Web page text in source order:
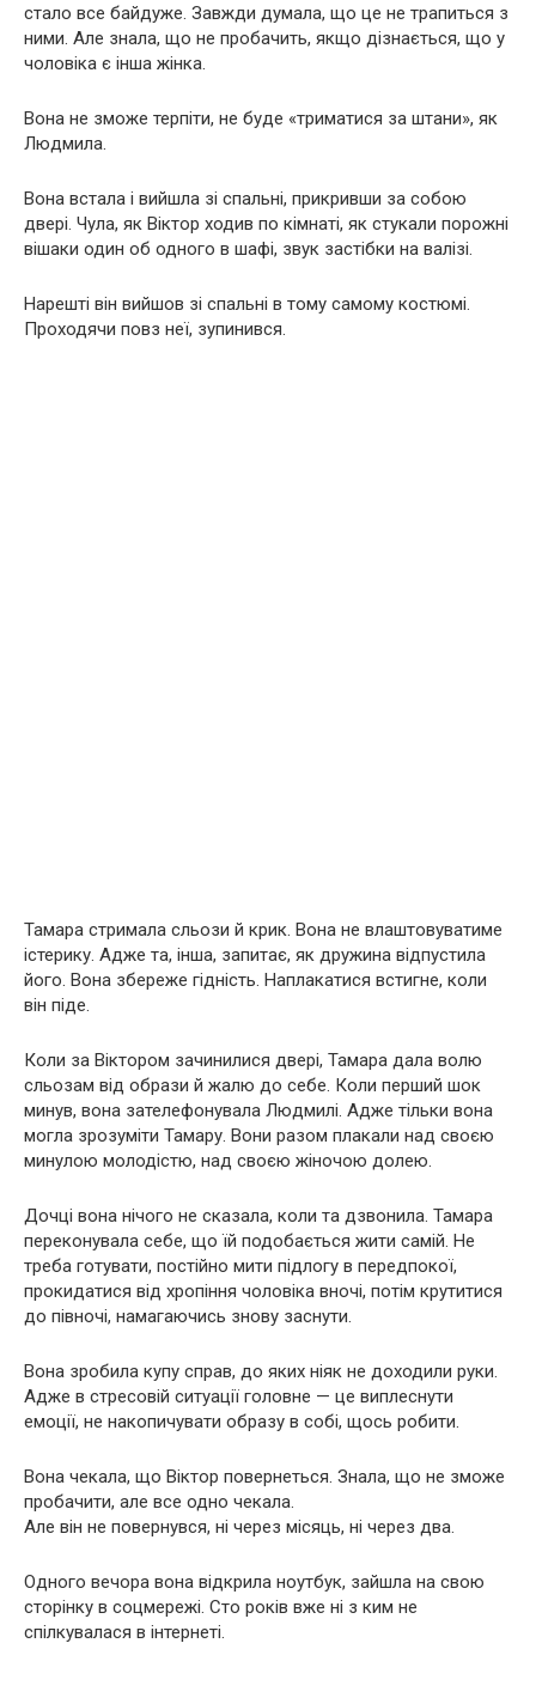
стало все байдуже. Завжди думала, що це не трапиться з
ними. Але знала, що не пробачить, якщо дізнається, що у
чоловіка є інша жінка.
Вона не зможе терпіти, не буде «триматися за штани», як
Людмила.
Вона встала і вийшла зі спальні, прикривши за собою
двері. Чула, як Віктор ходив по кімнаті, як стукали порожні
вішаки один об одного в шафі, звук застібки на валізі.
Нарешті він вийшов зі спальні в тому самому костюмі.
Проходячи повз неї, зупинився.
Тамара стримала сльози й крик. Вона не влаштовуватиме
істерику. Адже та, інша, запитає, як дружина відпустила
його. Вона збереже гідність. Наплакатися встигне, коли
він піде.
Коли за Віктором зачинилися двері, Тамара дала волю
сльозам від образи й жалю до себе. Коли перший шок
минув, вона зателефонувала Людмилі. Адже тільки вона
могла зрозуміти Тамару. Вони разом плакали над своєю
минулою молодістю, над своєю жіночою долею.
Дочці вона нічого не сказала, коли та дзвонила. Тамара
переконувала себе, що їй подобається жити самій. Не
треба готувати, постійно мити підлогу в передпокої,
прокидатися від хропіння чоловіка вночі, потім крутитися
до півночі, намагаючись знову заснути.
Вона зробила купу справ, до яких ніяк не доходили руки.
Адже в стресовій ситуації головне — це виплеснути
емоції, не накопичувати образу в собі, щось робити.
Вона чекала, що Віктор повернеться. Знала, що не зможе
пробачити, але все одно чекала.
Але він не повернувся, ні через місяць, ні через два.
Одного вечора вона відкрила ноутбук, зайшла на свою
сторінку в соцмережі. Сто років вже ні з ким не
спілкувалася в інтернеті.